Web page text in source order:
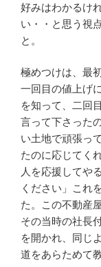
好みはわかるけ
い・・と思う視
と。
極めつけは、最
一回目の値上げ
を知って、二回
言って下さった
い土地で頑張っ
たのに応じてく
人を応援してや
ください」これ
た。この不動産
その当時の社長
を開かれ、同じ
道をあらためて